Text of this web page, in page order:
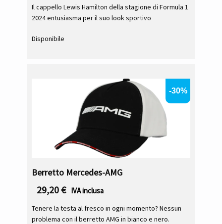
Il cappello Lewis Hamilton della stagione di Formula 1
2024 entusiasma per il suo look sportivo
Disponibile
-30%
Berretto Mercedes-AMG
29,20€ IVA inclusa
Tenere la testa al fresco in ogni momento? Nessun
problema con il berretto AMG in bianco e nero.